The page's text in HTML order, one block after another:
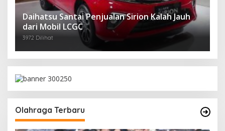
Daihatsu Santai Penjualan Sirion Kalah Jauh
dari Mobil LCGC
3972 Dilihat
Olahraga Terbaru